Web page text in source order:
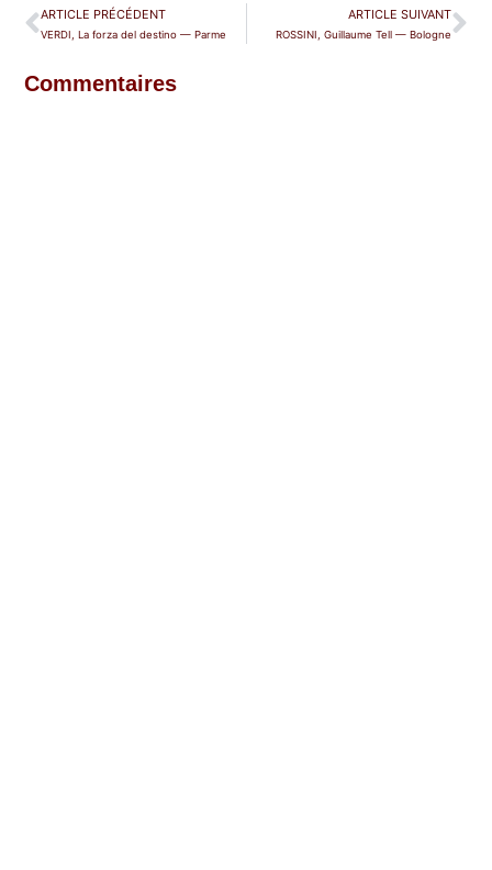
ARTICLE PRÉCÉDENT
VERDI, La forza del destino — Parme
ARTICLE SUIVANT
ROSSINI, Guillaume Tell — Bologne
Commentaires